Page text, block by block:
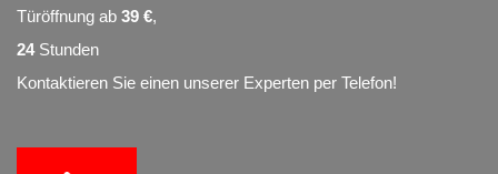
Türöffnung ab 39 €,
24Stunden
Kontaktieren Sie einen unserer Experten per Telefon!